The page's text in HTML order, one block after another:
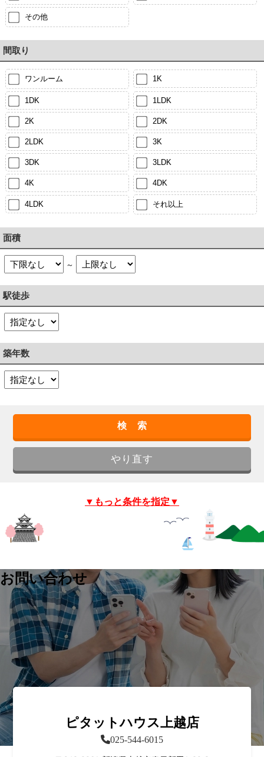
その他
間取り
ワンルーム 1K
1DK 1LDK
2K 2DK
2LDK 3K
3DK 3LDK
4K 4DK
4LDK それ以上
面積
～
駅徒歩
築年数
▼もっと条件を指定▼
お問い合わせ
ピタットハウス上越店
025-544-6015